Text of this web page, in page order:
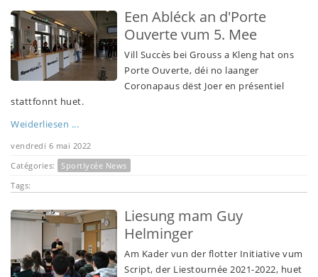
Een Abléck an d'Porte
Ouverte vum 5. Mee
Vill Succès bei Grouss a Kleng hat ons
Porte Ouverte, déi no laanger
Coronapaus dëst Joer en présentiel
stattfonnt huet.
Weiderliesen ...
vendredi 6 mai 2022
Catégories:
Sportlycée News
Tags:
Liesung mam Guy
Helminger
Am Kader vun der flotter Initiative vum
Script, der Liestournée 2021-2022, huet